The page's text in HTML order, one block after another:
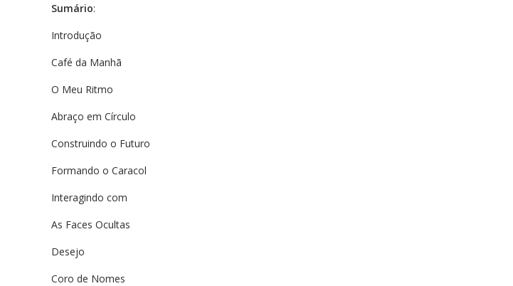
Sumário:
Introdução
Café da Manhã
O Meu Ritmo
Abraço em Círculo
Construindo o Futuro
Formando o Caracol
Interagindo com
As Faces Ocultas
Desejo
Coro de Nomes